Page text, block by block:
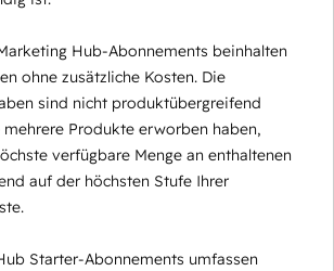
Hub-Abonnements beinhalten
ohne zusätzliche Kosten. Die
sind nicht produktübergreifend
Produkte erworben haben,
verfügbare Menge an enthaltenen
auf der höchsten Stufe Ihrer
Starter-Abonnements umfassen